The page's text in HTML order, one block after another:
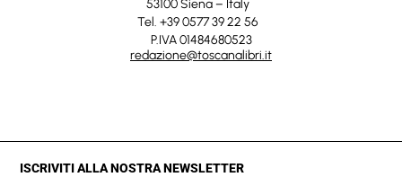
53100 Siena – Italy
Tel. +39 0577 39 22 56
P.IVA 01484680523
redazione@toscanalibri.it
ISCRIVITI ALLA NOSTRA NEWSLETTER